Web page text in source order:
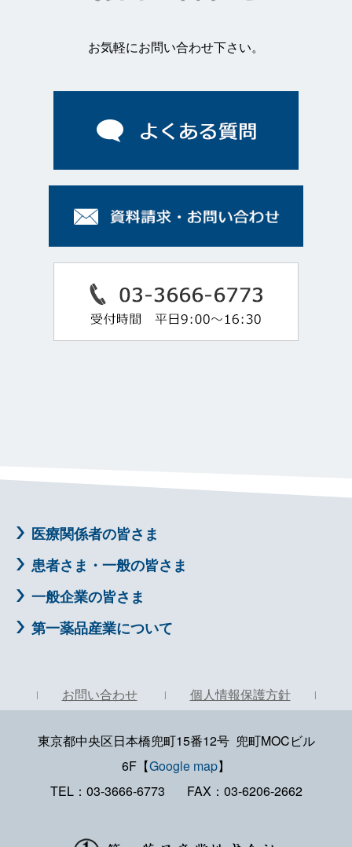
お気軽にお問い合わせ下さい。
医療関係者の皆さま
患者さま・一般の皆さま
一般企業の皆さま
第一薬品産業について
お問い合わせ 個人情報保護方針
東京都中央区日本橋兜町15番12号 兜町MOCビル
6F【Google map】
TEL： 03-3666-6773 FAX： 03-6206-2662